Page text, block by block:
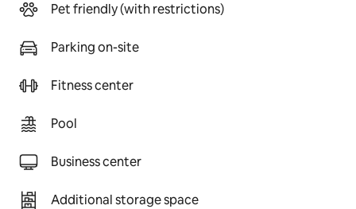
Pet friendly (with restrictions)
Parking on-site
Fitness center
Pool
Business center
Additional storage space